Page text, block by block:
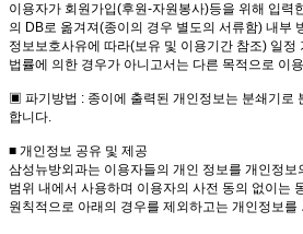
이용자가 회원가입(후원-자원봉사)등을 위해 입력
의 DB로 옮겨져(종이의 경우 별도의 서류함) 내부
정보보호사유에 따라(보유 및 이용기간 참조) 일정
법률에 의한 경우가 아니고서는 다른 목적으로 이
▣ 파기방법 : 종이에 출력된 개인정보는 분쇄기로
합니다.
■ 개인정보 공유 및 제공
삼성뉴방외과는 이용자들의 개인 정보를 개인정
범위 내에서 사용하며 이용자의 사전 동의 없이는
원칙적으로 아래의 경우를 제외하고는 개인정보